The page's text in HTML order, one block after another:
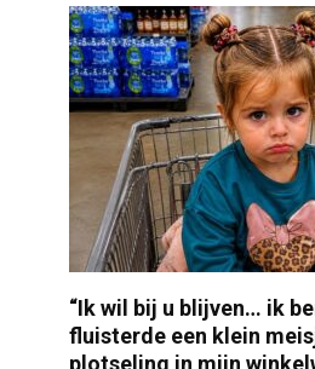
“Ik wil bij u blijven… ik
fluisterde een klein
plotseling in mijn